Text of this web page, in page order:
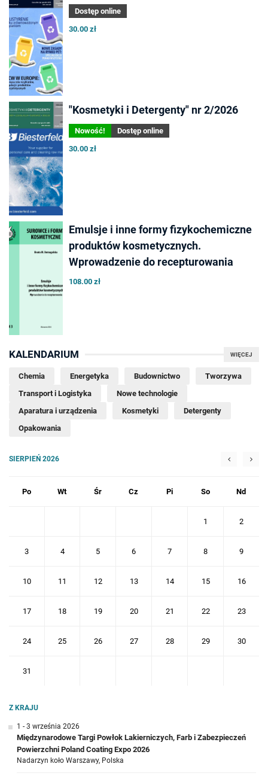
Dostęp online
30.00 zł
"Kosmetyki i Detergenty" nr 2/2026
Nowość!
Dostęp online
30.00 zł
Emulsje i inne formy fizykochemiczne
produktów kosmetycznych.
Wprowadzenie do recepturowania
108.00 zł
WIĘCEJ
KALENDARIUM
Chemia Energetyka Budownictwo
Tworzywa
Transport i Logistyka
Nowe technologie
Aparatura i urządzenia
Kosmetyki
Detergenty
Opakowania
SIERPIEŃ 2026
Po Wt Śr Cz Pi So Nd
1 2
3 4 5 6 7 8 9
10 11 12 13 14 15 16
17 18 19 20 21 22 23
24 25 26 27 28 29 30
31
Z KRAJU
1 - 3 września 2026
Międzynarodowe Targi Powłok Lakierniczych, Farb i Zabezpieczeń
Powierzchni Poland Coating Expo 2026
Nadarzyn koło Warszawy, Polska